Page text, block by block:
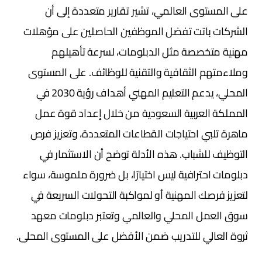
على المستوى العالمي، تشير تقارير متعددة إلى أن
الشركات باتت تفضل الموظفين الحاصلين على مؤهلات
مهنية متخصصة مثل الدبلومات، لسرعة تأهيلهم
وملاءمتهم الثقافية والتقنية للوظائف. على المستوى
المحلي، يدعم التعليم المهني أهداف رؤية 2030 في
المملكة العربية السعودية من خلال إعداد قوة عمل
ماهرة تلبي احتياجات القطاعات المتعددة، وتعزيز فرص
التوظيف للشباب. هذه الأدلة توضح أن الاستثمار في
دبلومات احترافية ليس اختيارًا، بل ضرورة ملموسة، سواء
لتعزيز فرصك المهنية أو لمواكبة التحولات السريعة في
سوق العمل المحلي والعالمي وتعتبر دبلومات معهد
ثروة العالي للتدريب ضمن الأفضل على المستوى المحلى.